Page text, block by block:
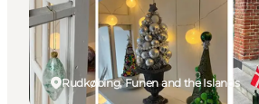
Pianifica il viaggio
Rudkøbing, Funen and the Islands